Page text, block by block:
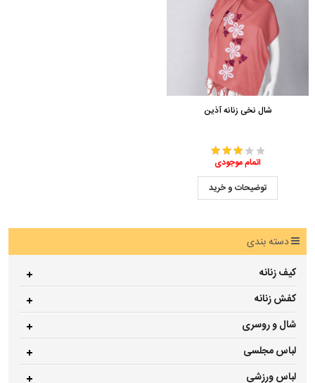
شال نخی زنانه آذین
اتمام موجودی
توضیحات و خرید
دسته بندی
کیف زنانه
کفش زنانه
شال و روسری
لباس مجلسی
لباس ورزشی